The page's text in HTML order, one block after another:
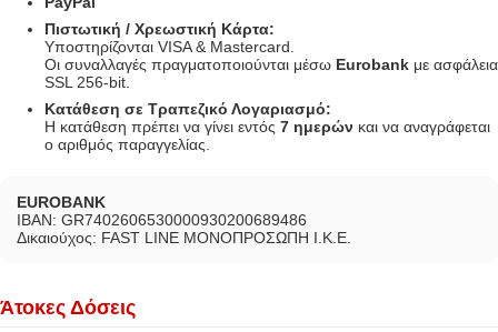
Πιστωτική / Χρεωστική Κάρτα:
Υποστηρίζονται VISA & Mastercard.
Οι συναλλαγές πραγματοποιούνται μέσω Eurobank με ασφάλεια
SSL 256-bit.
Κατάθεση σε Τραπεζικό Λογαριασμό:
Η κατάθεση πρέπει να γίνει εντός 7 ημερών και να αναγράφεται
ο αριθμός παραγγελίας.
EUROBANK
IBAN: GR7402606530000930200689486
Δικαιούχος: FAST LINE ΜΟΝΟΠΡΟΣΩΠΗ Ι.Κ.Ε.
Άτοκες Δόσεις